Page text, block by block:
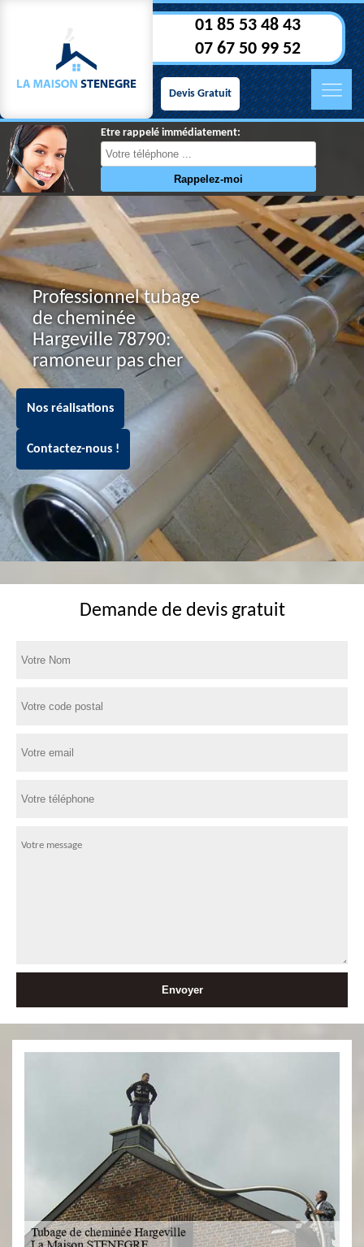
01 85 53 48 43
07 67 50 99 52
Devis Gratuit
Etre rappelé immédiatement:
Professionnel tubage
de cheminée
Hargeville 78790:
ramoneur pas cher
Nos réalisations
Contactez-nous !
Demande de devis gratuit